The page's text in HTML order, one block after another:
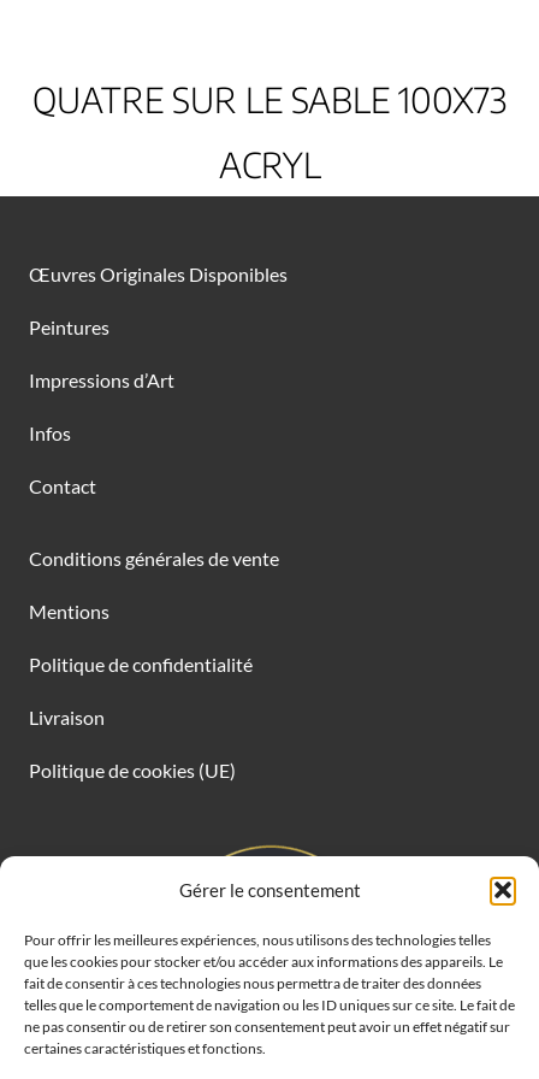
Gérer le consentement
Pour offrir les meilleures expériences, nous utilisons des technologies telles
que les cookies pour stocker et/ou accéder aux informations des appareils. Le
fait de consentir à ces technologies nous permettra de traiter des données
telles que le comportement de navigation ou les ID uniques sur ce site. Le fait de
ne pas consentir ou de retirer son consentement peut avoir un effet négatif sur
certaines caractéristiques et fonctions.
QUATRE SUR LE SABLE 100X73
ACRYL
Œuvres Originales Disponibles
Peintures
Impressions d’Art
Infos
Contact
Conditions générales de vente
Mentions
Politique de confidentialité
Livraison
Politique de cookies (UE)